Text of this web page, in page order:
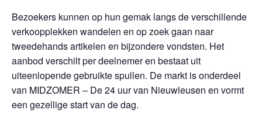
Bezoekers kunnen op hun gemak langs de verschillende
verkoopplekken wandelen en op zoek gaan naar
tweedehands artikelen en bijzondere vondsten. Het
aanbod verschilt per deelnemer en bestaat uit
uiteenlopende gebruikte spullen. De markt is onderdeel
van MIDZOMER – De 24 uur van Nieuwleusen en vormt
een gezellige start van de dag.